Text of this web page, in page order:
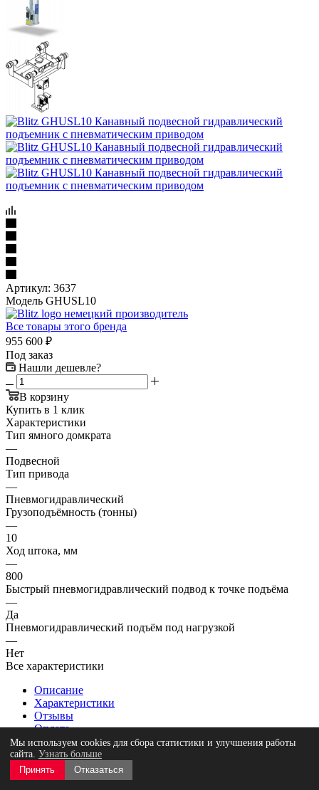
Артикул: 3637
Модель GHUSL10
Все товары этого бренда
955 600 ₽
Под заказ
Нашли дешевле?
В корзину
Купить в 1 клик
Характеристики
Тип ямного домкрата
—
Подвесной
Тип привода
—
Пневмогидравлический
Грузоподъёмность (тонны)
—
10
Ход штока, мм
—
800
Быстрый пневмогидравлический подвод к точке подъёма
—
Да
Пневмогидравлический подъём под нагрузкой
—
Нет
Все характеристики
Описание
Характеристики
Отзывы
Оплата
Доставка
Гарантия
[GHUSL10] Канавный подвесной гидравлический подъемник
Мы используем cookies для сбора статистики и улучшения работы
сайта. Узнать больше
Принять
Отказаться